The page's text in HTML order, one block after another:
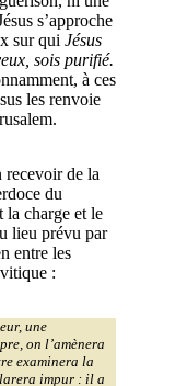
s’approche
sur qui Jésus
sois purifié.
à ces
les renvoie
recevoir de la
du
la charge et le
lieu prévu par
entre les
:
une
on l’amènera
examinera la
impur : il a